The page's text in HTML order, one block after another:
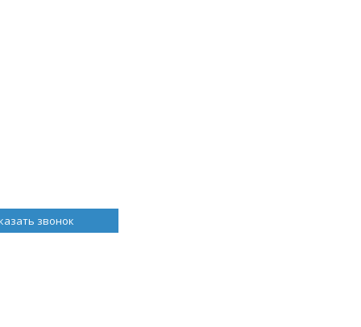
звонок